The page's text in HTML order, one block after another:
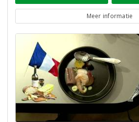
Meer informatie